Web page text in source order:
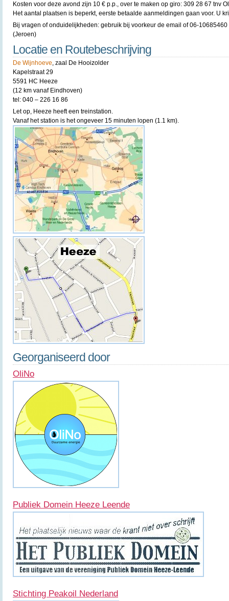
Kosten voor deze avond zijn 10 € p.p., over te maken op giro: 309 28 67 tnv
Het aantal plaatsen is beperkt, eerste betaalde aanmeldingen gaan voor. U
Bij vragen of onduidelijkheden: gebruik bij voorkeur de email of 06-
(Jeroen)
Locatie en Routebeschrijving
De Wijnhoeve, zaal De Hooizolder
Kapelstraat 29
5591 HC Heeze
(12 km vanaf Eindhoven)
tel: 040 – 226 16 86
Let op, Heeze heeft een treinstation.
Vanaf het station is het ongeveer 15 minuten lopen (1.1 km).
Georganiseerd door
OliNo
Publiek Domein Heeze Leende
Stichting Peakoil Nederland